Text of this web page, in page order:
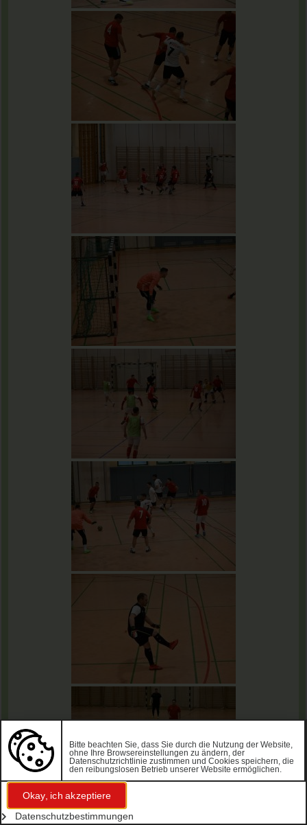
Bitte beachten Sie, dass Sie durch die Nutzung der Website,
ohne Ihre Browsereinstellungen zu ändern, der
Datenschutzrichtlinie zustimmen und Cookies speichern, die
den reibungslosen Betrieb unserer Website ermöglichen.
Okay, ich akzeptiere
Datenschutzbestimmungen